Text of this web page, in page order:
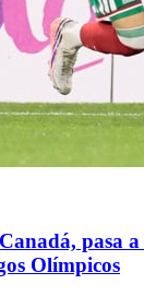
pasa
Olímpicos